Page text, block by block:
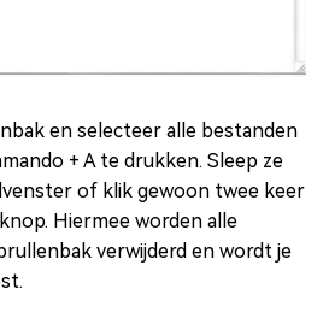
en selecteer alle bestanden
+ A te drukken. Sleep ze
of klik gewoon twee keer
Hiermee worden alle
verwijderd en wordt je